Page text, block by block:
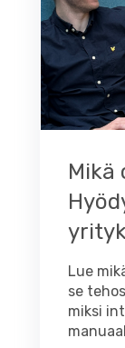
Mikä
Lue
se
miksi